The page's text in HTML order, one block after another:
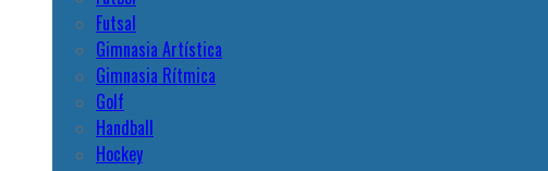
Futsal
Gimnasia Artística
Gimnasia Rítmica
Golf
Handball
Hockey